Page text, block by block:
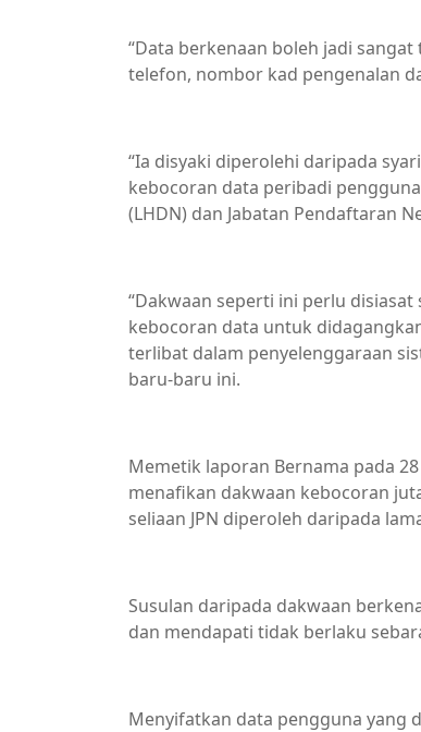
“Data berkenaan boleh jadi
telefon, nombor kad pengenalan
“Ia disyaki diperolehi daripada
kebocoran data peribadi
(LHDN) dan Jabatan Pendaftaran
“Dakwaan seperti ini perlu
kebocoran data untuk
terlibat dalam penyelenggaraan
baru-baru ini.
Memetik laporan Bernama pada
menafikan dakwaan kebocoran
seliaan JPN diperoleh daripada
Susulan daripada dakwaan
dan mendapati tidak berlaku
Menyifatkan data pengguna yang